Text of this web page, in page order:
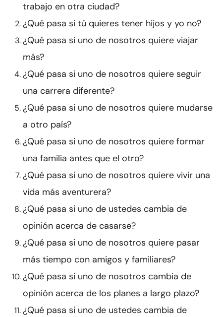
trabajo en otra ciudad?
¿Qué pasa si tú quieres tener hijos y yo no?
¿Qué pasa si uno de nosotros quiere viajar
más?
¿Qué pasa si uno de nosotros quiere seguir
una carrera diferente?
¿Qué pasa si uno de nosotros quiere mudarse
a otro país?
¿Qué pasa si uno de nosotros quiere formar
una familia antes que el otro?
¿Qué pasa si uno de nosotros quiere vivir una
vida más aventurera?
¿Qué pasa si uno de ustedes cambia de
opinión acerca de casarse?
¿Qué pasa si uno de nosotros quiere pasar
más tiempo con amigos y familiares?
¿Qué pasa si uno de nosotros cambia de
opinión acerca de los planes a largo plazo?
¿Qué pasa si uno de ustedes cambia de